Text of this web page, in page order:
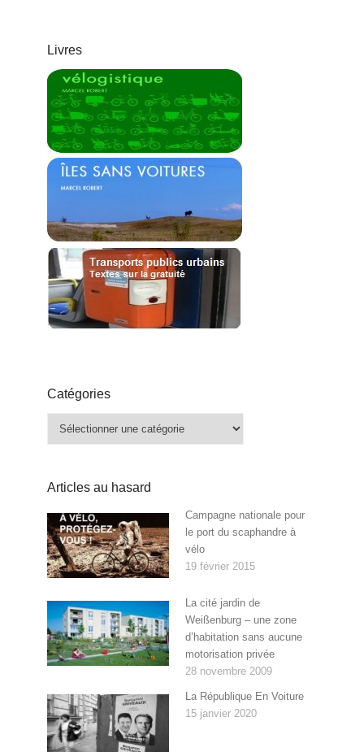
Livres
Catégories
Articles au hasard
Campagne nationale pour
le port du scaphandre à
vélo
19 février 2015
La cité jardin de
Weißenburg – une zone
d’habitation sans aucune
motorisation privée
28 novembre 2009
La République En Voiture
15 janvier 2020